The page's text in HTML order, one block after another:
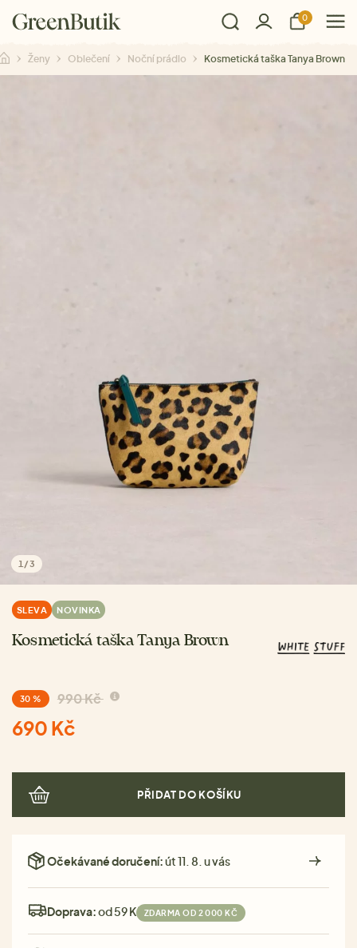
0
Ženy Oblečení Noční prádlo Kosmetická taška Tanya Brown
1 /3
SLEVA NOVINKA
Kosmetická taška Tanya Brown
30 % 990 Kč
690 Kč
PŘIDAT DO KOŠÍKU
Očekávané doručení:út 11. 8. u vás
Doprava:od 59 Kč ZDARMA OD 2 000 KČ